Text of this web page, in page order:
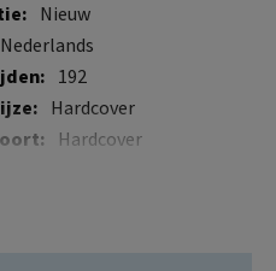
Nieuw
Nederlands
192
Hardcover
Hardcover